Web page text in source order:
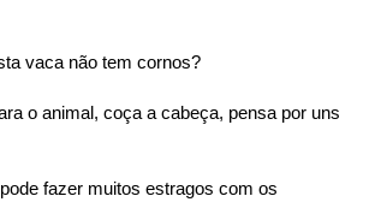
vaca não tem cornos?
o animal, coça a cabeça, pensa por uns
fazer muitos estragos com os